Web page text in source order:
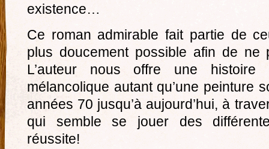
existence…
Ce roman admirable fait partie de
plus doucement possible afin de
L’auteur nous offre une histoire
mélancolique autant qu’une peinture
années 70 jusqu’à aujourd’hui, à
qui semble se jouer des
réussite!